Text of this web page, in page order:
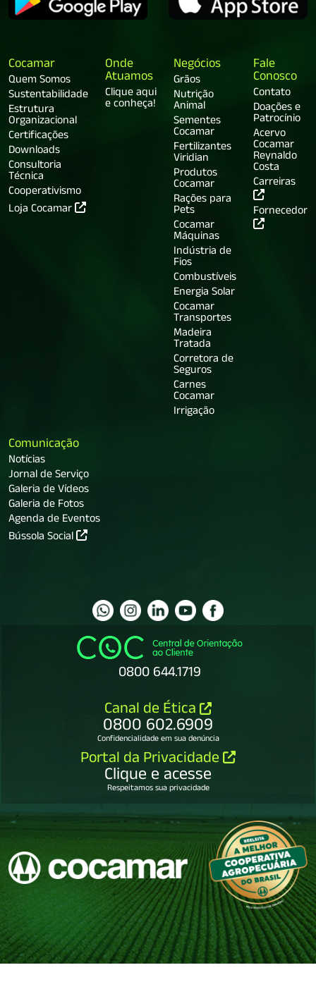
Cocamar
Quem Somos
Sustentabilidade
Estrutura
Organizacional
Certificações
Downloads
Consultoria
Técnica
Cooperativismo
Loja Cocamar
Onde
Atuamos
Clique aqui
e conheça!
Negócios
Grãos
Nutrição
Animal
Sementes
Cocamar
Fertilizantes
Viridian
Produtos
Cocamar
Rações para
Pets
Cocamar
Máquinas
Indústria de
Fios
Combustíveis
Energia Solar
Cocamar
Transportes
Madeira
Tratada
Corretora de
Seguros
Carnes
Cocamar
Irrigação
Fale
Conosco
Contato
Doações e
Patrocínio
Acervo
Cocamar
Reynaldo
Costa
Carreiras
Fornecedor
Comunicação
Notícias
Jornal de Serviço
Galeria de Vídeos
Galeria de Fotos
Agenda de Eventos
Bússola Social
0800 644.1719
Canal de Ética
0800 602.6909
Confidencialidade em sua denúncia
Portal da Privacidade
Clique e acesse
Respeitamos sua privacidade